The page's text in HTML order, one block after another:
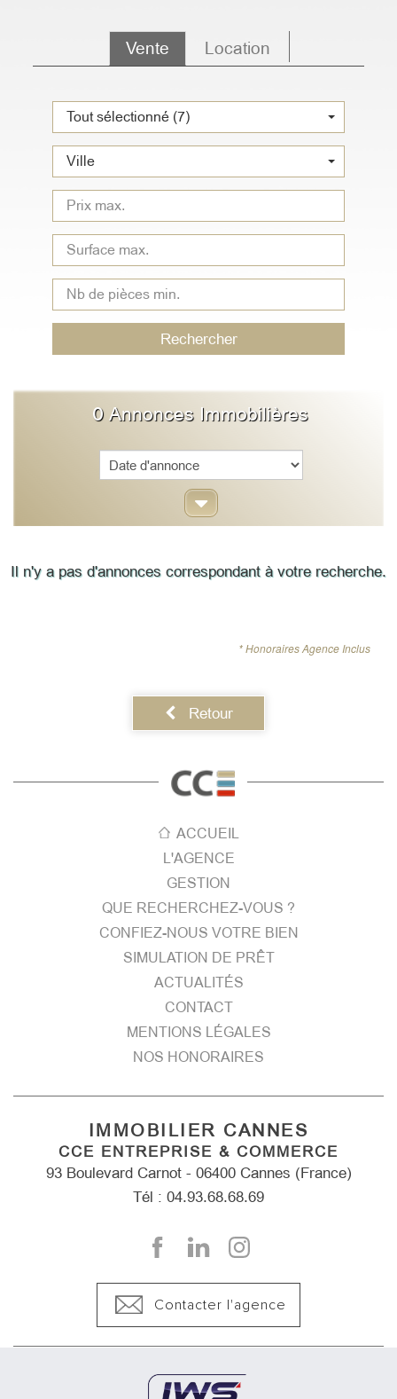
Vente Location
Type
bien
Tout sélectionné (7)
Ville
Rechercher
0Annonces Immobilières
Il n'y a pas d'annonces correspondant à votre recherche.
* Honoraires Agence Inclus
Retour
ACCUEIL
L'AGENCE
GESTION
QUE RECHERCHEZ-VOUS ?
CONFIEZ-NOUS VOTRE BIEN
SIMULATION DE PRÊT
ACTUALITÉS
CONTACT
MENTIONS LÉGALES
NOS HONORAIRES
IMMOBILIER CANNES
CCE ENTREPRISE & COMMERCE
93 Boulevard Carnot - 06400 Cannes (France)
Tél : 04.93.68.68.69
Contacter l'agence